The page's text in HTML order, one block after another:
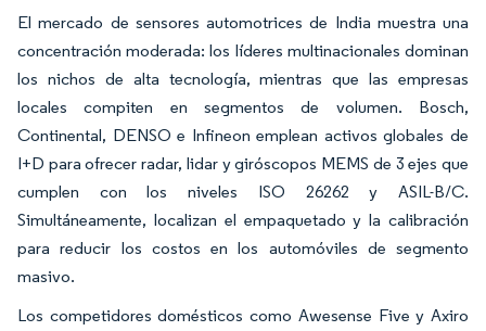
El mercado de sensores automotrices de India muestra una
concentración moderada: los líderes multinacionales dominan
los nichos de alta tecnología, mientras que las empresas
locales compiten en segmentos de volumen. Bosch,
Continental, DENSO e Infineon emplean activos globales de
I+D para ofrecer radar, lidar y giróscopos MEMS de 3 ejes que
cumplen con los niveles ISO 26262 y ASIL-B/C.
Simultáneamente, localizan el empaquetado y la calibración
para reducir los costos en los automóviles de segmento
masivo.
Los competidores domésticos como Awesense Five y Axiro